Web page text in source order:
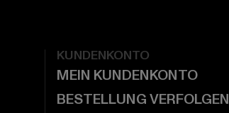
KUNDENKONTO
MEIN KUNDENKONTO
BESTELLUNG VERFOLGEN